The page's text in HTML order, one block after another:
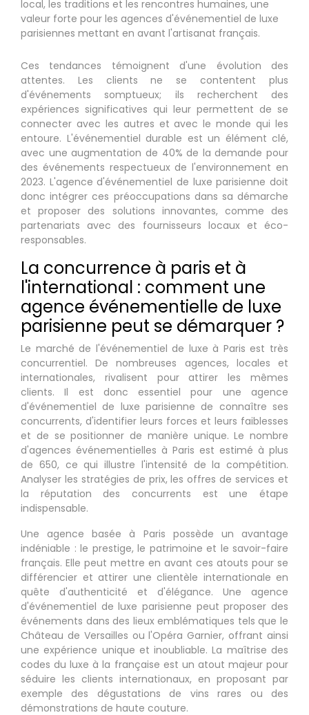
local, les traditions et les rencontres humaines, une
valeur forte pour les agences d'événementiel de luxe
parisiennes mettant en avant l'artisanat français.
Ces tendances témoignent d'une évolution des
attentes. Les clients ne se contentent plus
d'événements somptueux; ils recherchent des
expériences significatives qui leur permettent de se
connecter avec les autres et avec le monde qui les
entoure. L'événementiel durable est un élément clé,
avec une augmentation de 40% de la demande pour
des événements respectueux de l'environnement en
2023. L'agence d'événementiel de luxe parisienne doit
donc intégrer ces préoccupations dans sa démarche
et proposer des solutions innovantes, comme des
partenariats avec des fournisseurs locaux et éco-
responsables.
La concurrence à paris et à
l'international : comment une
agence événementielle de luxe
parisienne peut se démarquer ?
Le marché de l'événementiel de luxe à Paris est très
concurrentiel. De nombreuses agences, locales et
internationales, rivalisent pour attirer les mêmes
clients. Il est donc essentiel pour une agence
d'événementiel de luxe parisienne de connaître ses
concurrents, d'identifier leurs forces et leurs faiblesses
et de se positionner de manière unique. Le nombre
d'agences événementielles à Paris est estimé à plus
de 650, ce qui illustre l'intensité de la compétition.
Analyser les stratégies de prix, les offres de services et
la réputation des concurrents est une étape
indispensable.
Une agence basée à Paris possède un avantage
indéniable : le prestige, le patrimoine et le savoir-faire
français. Elle peut mettre en avant ces atouts pour se
différencier et attirer une clientèle internationale en
quête d'authenticité et d'élégance. Une agence
d'événementiel de luxe parisienne peut proposer des
événements dans des lieux emblématiques tels que le
Château de Versailles ou l'Opéra Garnier, offrant ainsi
une expérience unique et inoubliable. La maîtrise des
codes du luxe à la française est un atout majeur pour
séduire les clients internationaux, en proposant par
exemple des dégustations de vins rares ou des
démonstrations de haute couture.